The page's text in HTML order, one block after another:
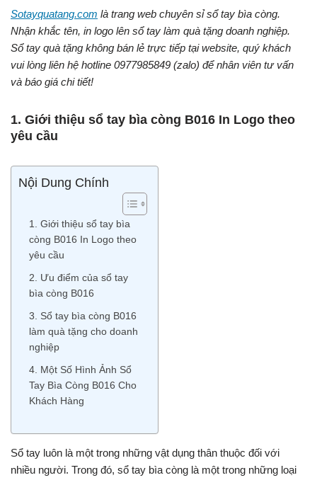
Sotayquatang.com là trang web chuyên sỉ sổ tay bìa còng.
Nhận khắc tên, in logo lên sổ tay làm quà tặng doanh nghiệp.
Sổ tay quà tặng không bán lẻ trực tiếp tại website, quý khách
vui lòng liên hệ hotline 0977985849 (zalo) để nhân viên tư vấn
và báo giá chi tiết!
1. Giới thiệu sổ tay bìa còng B016 In Logo theo
yêu cầu
Nội Dung Chính
1. Giới thiệu sổ tay bìa
còng B016 In Logo theo
yêu cầu
2. Ưu điểm của sổ tay
bìa còng B016
3. Sổ tay bìa còng B016
làm quà tặng cho doanh
nghiệp
4. Một Số Hình Ảnh Sổ
Tay Bìa Còng B016 Cho
Khách Hàng
Sổ tay luôn là một trong những vật dụng thân thuộc đối với
nhiều người. Trong đó, sổ tay bìa còng là một trong những loại